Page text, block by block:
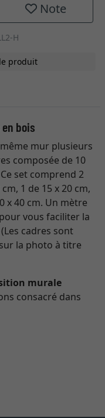
Note
H
produit
bois
mur plusieurs
composée de 10
set comprend 2
1 de 15 x 20 cm,
x 40 cm. Un mètre
vous faciliter la
cadres sont
la photo à titre
murale
consacré dans